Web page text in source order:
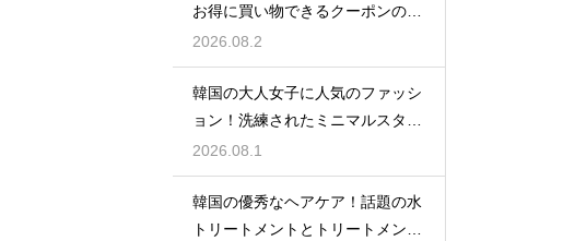
お得に買い物できるクーポンの賢
い探し方
2026.08.2
韓国の大人女子に人気のファッシ
ョン！洗練されたミニマルスタイ
ルの特徴
2026.08.1
韓国の優秀なヘアケア！話題の水
トリートメントとトリートメント